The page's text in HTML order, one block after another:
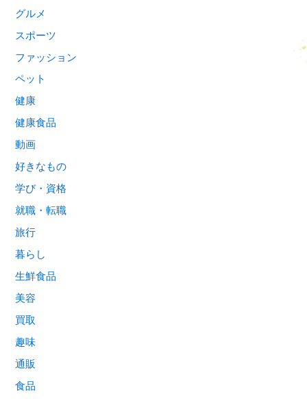
グルメ
スポーツ
ファッション
ペット
健康
健康食品
動画
好きなもの
学び・資格
就職・転職
旅行
暮らし
生鮮食品
美容
買取
趣味
通販
食品